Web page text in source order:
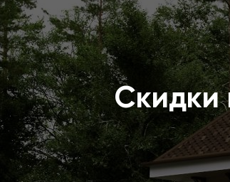
Скидки